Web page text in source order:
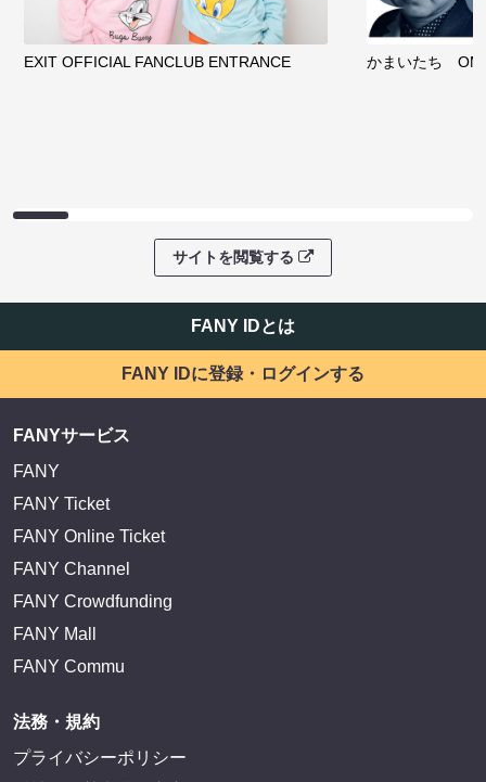
EXIT OFFICIAL FANCLUB ENTRANCE かまいたち
サイトを閲覧する
FANY IDとは
FANY IDに登録・ログインする
FANYサービス
FANY
FANY Ticket
FANY Online Ticket
FANY Channel
FANY Crowdfunding
FANY Mall
FANY Commu
法務・規約
プライバシーポリシー